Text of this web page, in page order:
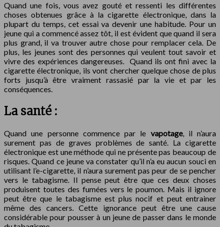
Quand une fois, vous avez gouté et ressenti les différentes
choses obtenues grâce à la cigarette électronique, dans la
plupart du temps, cet essai va devenir une habitude. Pour un
jeune qui a commencé assez tôt, il est évident que quand il sera
plus grand, il va trouver autre chose pour remplacer cela. De
plus, les jeunes sont des personnes qui veulent tout savoir et
vivre des expériences dangereuses. Quand ils ont fini avec la
cigarette électronique, ils vont chercher quelque chose de plus
forts jusqu’à être vraiment rassasié par la vie et par les
conséquences.
La santé :
Quand une personne commence par le vapotage, il n’aura
surement pas de graves problèmes de santé. La cigarette
électronique est une méthode qui ne présente pas beaucoup de
risques. Quand ce jeune va constater qu’il n’a eu aucun souci en
utilisant l’e-cigarette, il n’aura surement pas peur de se pencher
vers le tabagisme. Il pense peut être que ces deux choses
produisent toutes des fumées vers le poumon. Mais il ignore
peut être que le tabagisme est plus nocif et peut entrainer
même des cancers. Cette ignorance peut être une cause
considérable pour pousser à un jeune de passer dans le monde